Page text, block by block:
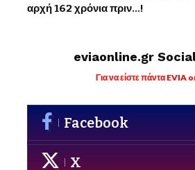
αρχή 162 χρόνια πριν…!
eviaonline.gr
Για να είστε πάντα EVIA
Facebook
X